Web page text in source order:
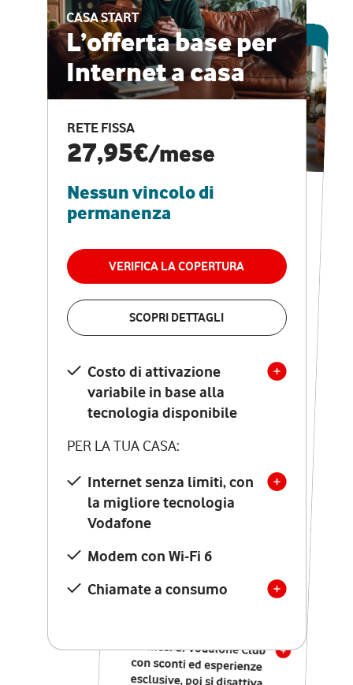
CASA START
L’offerta base per
Internet a casa
RETE FISSA
27,95€/mese
Nessun vincolo di
permanenza
VERIFICA LA COPERTURA
SCOPRI DETTAGLI
Costo di attivazione
variabile in base alla
tecnologia disponibile
PER LA TUA CASA:
Internet senza limiti, con
la migliore tecnologia
Vodafone
Modem con Wi-Fi 6
Chiamate a consumo
ESCLUSIVA ONLINE
CASA PRO
Internet veloce e
vantaggi speciali
RETE FISSA + VODAFONE CLUB
29,95€
permanenza
VERIFICA LA COPERTURA
Costo di attivazione
variabile in base alla
tecnologia disponibile
PER LA TUA CASA:
Internet senza limiti, con
la migliore tecnologia
Vodafone
Modem Seven con Wi-Fi 7
Chiamate illimitate verso
numeri fissi e mobili
nazionali
12 mesi di Vodafone Club
con sconti ed esperienze
esclusive, poi si disattiva